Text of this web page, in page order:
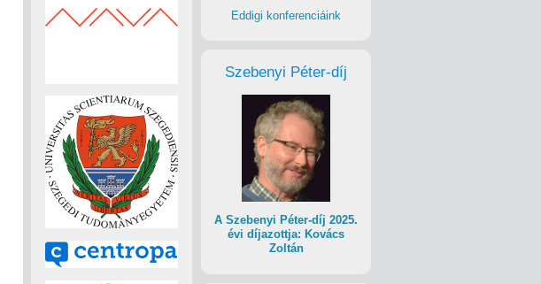
Eddigi konferenciáink
Szebenyi Péter-díj
A Szebenyi Péter-díj 2025.
évi díjazottja: Kovács
Zoltán